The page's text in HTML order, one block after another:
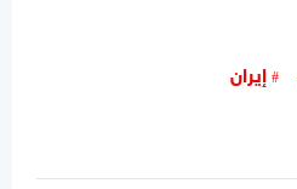
إيران